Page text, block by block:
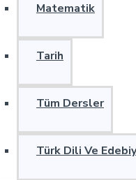
Matematik
Tarih
Tüm Dersler
Türk Dili Ve